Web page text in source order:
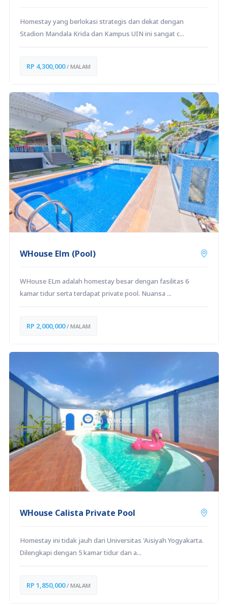
Homestay yang berlokasi strategis dan dekat dengan
Stadion Mandala Krida dan Kampus UIN ini sangat c...
RP 4,300,000/ MALAM
WHouse Elm (Pool)
WHouse ELm adalah homestay besar dengan fasilitas 6
kamar tidur serta terdapat private pool. Nuansa ...
RP 2,000,000/ MALAM
WHouse Calista Private Pool
Homestay ini tidak jauh dari Universitas 'Aisiyah Yogyakarta.
Dilengkapi dengan 5 kamar tidur dan a...
RP 1,850,000/ MALAM